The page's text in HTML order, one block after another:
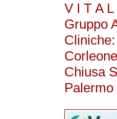
V I T A L
Gruppo
Cliniche:
Corleone
Chiusa
Palermo